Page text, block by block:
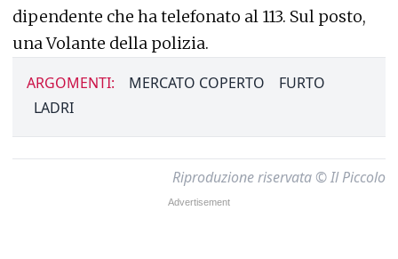
dipendente che ha telefonato al 113. Sul posto,
una Volante della polizia.
ARGOMENTI: MERCATO COPERTO
FURTO
LADRI
Riproduzione riservata © Il Piccolo